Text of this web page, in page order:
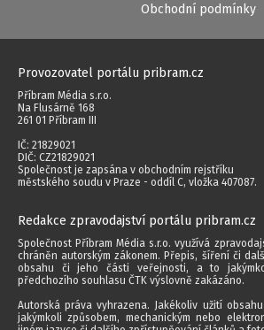
Obchodní podmínky
Provozovatel portálu pribram.cz
Příbram Média s.r.o.
Na Flusárně 168
261 01 Příbram III
IČ: 21829021
DIČ: CZ21829021
Společnost je zapsána v obchodním rejstříku
městského soudu v Praze - oddíl C, vložka 407087.
Redakce zpravodajství portálu pribram.cz
Společnost Příbram Média s.r.o. využívá
chráněn autorským zákonem. Přepis, šíření či
obsahu či jeho části veřejnosti, a to
předchozího souhlasu ČTK výslovně zakázáno.
Autorská práva vyhrazena. Jakékoliv užití
jakýmkoli způsobem, mechanickým nebo